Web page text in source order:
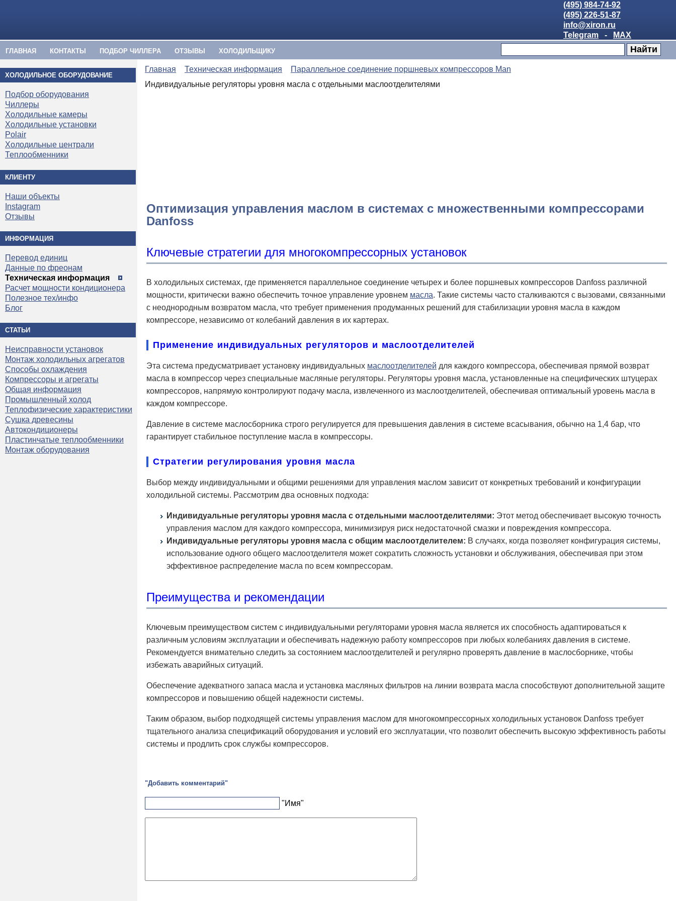
(495) 984-74-92
(495) 226-51-87
info@xiron.ru
Telegram
- MAX
ГЛАВНАЯ КОНТАКТЫ ПОДБОР ЧИЛЛЕРА ОТЗЫВЫ ХОЛОДИЛЬЩИКУ
ХОЛОДИЛЬНОЕ ОБОРУДОВАНИЕ
Подбор оборудования
Чиллеры
Холодильные камеры
Холодильные установки
Polair
Холодильные централи
Теплообменники
КЛИЕНТУ
Наши объекты
Instagram
Отзывы
ИНФОРМАЦИЯ
Перевод единиц
Данные по фреонам
Техническая информация
Расчет мощности кондиционера
Полезное тех/инфо
Блог
СТАТЬИ
Неисправности установок
Монтаж холодильных агрегатов
Способы охлаждения
Компрессоры и агрегаты
Общая информация
Промышленный холод
Теплофизические характеристики
Сушка древесины
Автокондиционеры
Пластинчатые теплообменники
Монтаж оборудования
Главная Техническая информация
Параллельное соединение поршневых компрессоров Man
Индивидуальные регуляторы уровня масла с отдельными маслоотделителями
Оптимизация управления маслом в системах с множественными компрессорами
Danfoss
Ключевые стратегии для многокомпрессорных установок
В холодильных системах, где применяется параллельное соединение четырех и более поршневых компрессоров Danfoss различной
мощности, критически важно обеспечить точное управление уровнем масла. Такие системы часто сталкиваются с вызовами, связанными
с неоднородным возвратом масла, что требует применения продуманных решений для стабилизации уровня масла в каждом
компрессоре, независимо от колебаний давления в их картерах.
Применение индивидуальных регуляторов и маслоотделителей
Эта система предусматривает установку индивидуальных маслоотделителей для каждого компрессора, обеспечивая прямой возврат
масла в компрессор через специальные масляные регуляторы. Регуляторы уровня масла, установленные на специфических штуцерах
компрессоров, напрямую контролируют подачу масла, извлеченного из маслоотделителей, обеспечивая оптимальный уровень масла в
каждом компрессоре.
Давление в системе маслосборника строго регулируется для превышения давления в системе всасывания, обычно на 1,4 бар, что
гарантирует стабильное поступление масла в компрессоры.
Стратегии регулирования уровня масла
Выбор между индивидуальными и общими решениями для управления маслом зависит от конкретных требований и конфигурации
холодильной системы. Рассмотрим два основных подхода:
Индивидуальные регуляторы уровня масла с отдельными маслоотделителями: Этот метод обеспечивает высокую точность
управления маслом для каждого компрессора, минимизируя риск недостаточной смазки и повреждения компрессора.
Индивидуальные регуляторы уровня масла с общим маслоотделителем: В случаях, когда позволяет конфигурация системы,
использование одного общего маслоотделителя может сократить сложность установки и обслуживания, обеспечивая при этом
эффективное распределение масла по всем компрессорам.
Преимущества и рекомендации
Ключевым преимуществом систем с индивидуальными регуляторами уровня масла является их способность адаптироваться к
различным условиям эксплуатации и обеспечивать надежную работу компрессоров при любых колебаниях давления в системе.
Рекомендуется внимательно следить за состоянием маслоотделителей и регулярно проверять давление в маслосборнике, чтобы
избежать аварийных ситуаций.
Обеспечение адекватного запаса масла и установка масляных фильтров на линии возврата масла способствуют дополнительной защите
компрессоров и повышению общей надежности системы.
Таким образом, выбор подходящей системы управления маслом для многокомпрессорных холодильных установок Danfoss требует
тщательного анализа спецификаций оборудования и условий его эксплуатации, что позволит обеспечить высокую эффективность работы
системы и продлить срок службы компрессоров.
"Добавить комментарий"
"Имя"